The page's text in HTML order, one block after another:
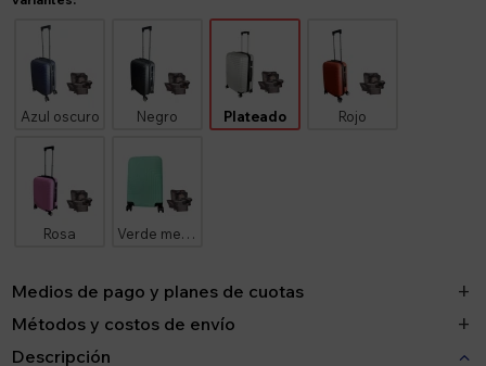
Azul oscuro Negro Plateado Rojo
Rosa Verde menta
Medios de pago y planes de cuotas
Métodos y costos de envío
Descripción